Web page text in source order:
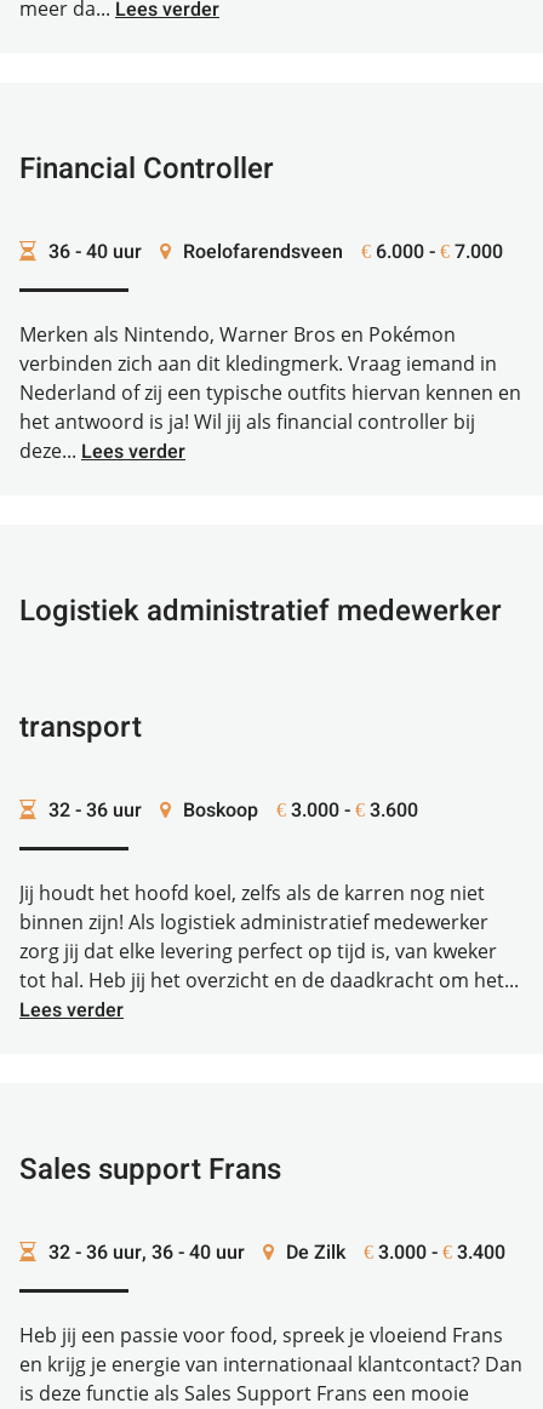
meer da... Lees verder
Financial Controller
36 - 40 uur Roelofarendsveen € 6.000 - € 7.000
Merken als Nintendo, Warner Bros en Pokémon
verbinden zich aan dit kledingmerk. Vraag iemand in
Nederland of zij een typische outfits hiervan kennen en
het antwoord is ja! Wil jij als financial controller bij
deze... Lees verder
Logistiek administratief medewerker
transport
32 - 36 uur Boskoop € 3.000 - € 3.600
Jij houdt het hoofd koel, zelfs als de karren nog niet
binnen zijn! Als logistiek administratief medewerker
zorg jij dat elke levering perfect op tijd is, van kweker
tot hal. Heb jij het overzicht en de daadkracht om het...
Lees verder
Sales support Frans
32 - 36 uur, 36 - 40 uur De Zilk € 3.000 - € 3.400
Heb jij een passie voor food, spreek je vloeiend Frans
en krijg je energie van internationaal klantcontact? Dan
is deze functie als Sales Support Frans een mooie